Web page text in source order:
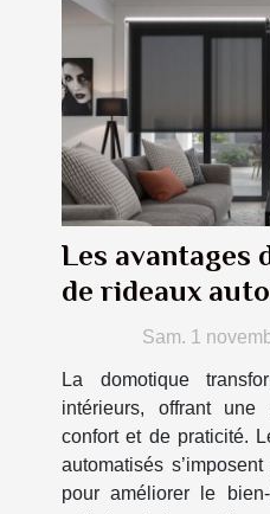
Les avantages
de rideaux
votre confort
Sam. 1
La domotique
intérieurs, offrant
confort et de praticité.
automatisés
pour améliorer le